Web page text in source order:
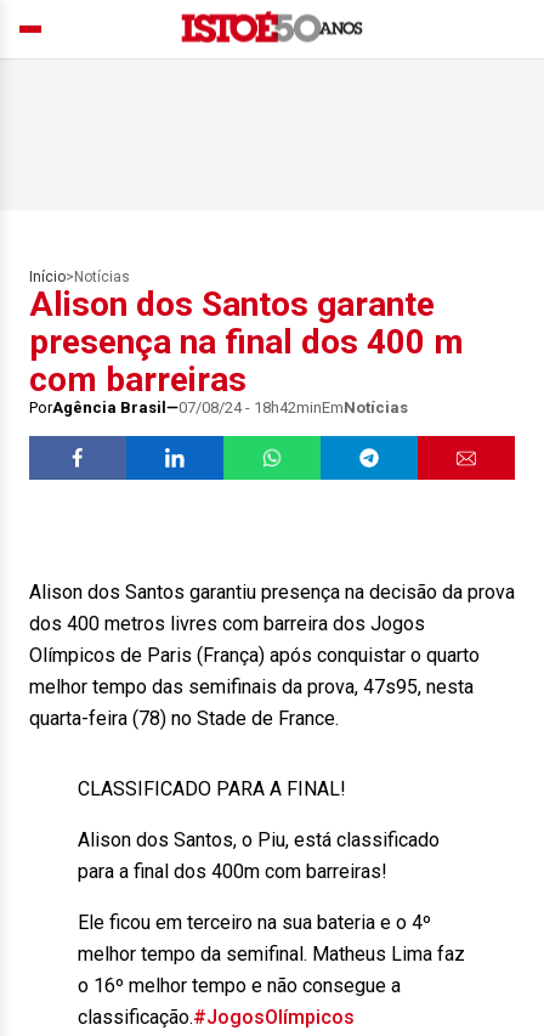
Início> Notícias
Alison dos Santos garante
presença na final dos 400 m
com barreiras
PorAgência Brasil 07/08/24 - 18h42minEmNotícias
Alison dos Santos garantiu presença na decisão da prova
dos 400 metros livres com barreira dos Jogos
Olímpicos de Paris (França) após conquistar o quarto
melhor tempo das semifinais da prova, 47s95, nesta
quarta-feira (78) no Stade de France.
CLASSIFICADO PARA A FINAL!
Alison dos Santos, o Piu, está classificado
para a final dos 400m com barreiras!
Ele ficou em terceiro na sua bateria e o 4º
melhor tempo da semifinal. Matheus Lima faz
o 16º melhor tempo e não consegue a
classificação.#JogosOlímpicos